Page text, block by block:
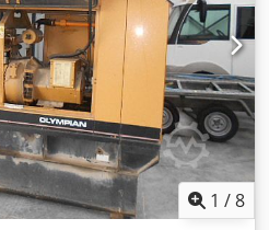
1 /8